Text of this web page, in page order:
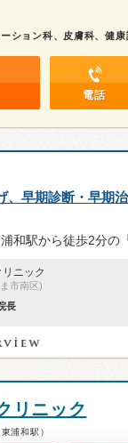
ション科、皮膚科、健康
電話
、早期診断・早期
ニック
市南区)
長
リニック
浦和駅）